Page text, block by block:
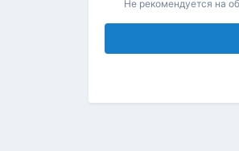
Не рекомендуется на